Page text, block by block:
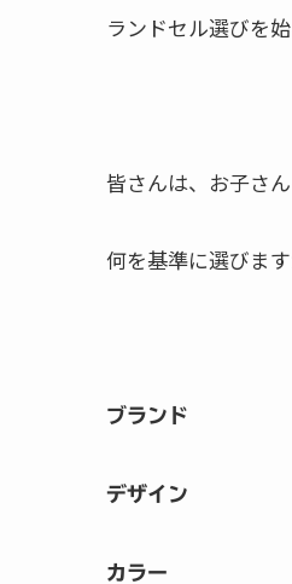
ランドセル選びを
皆さんは、お子さ
何を基準に選びま
ブランド
デザイン
カラー